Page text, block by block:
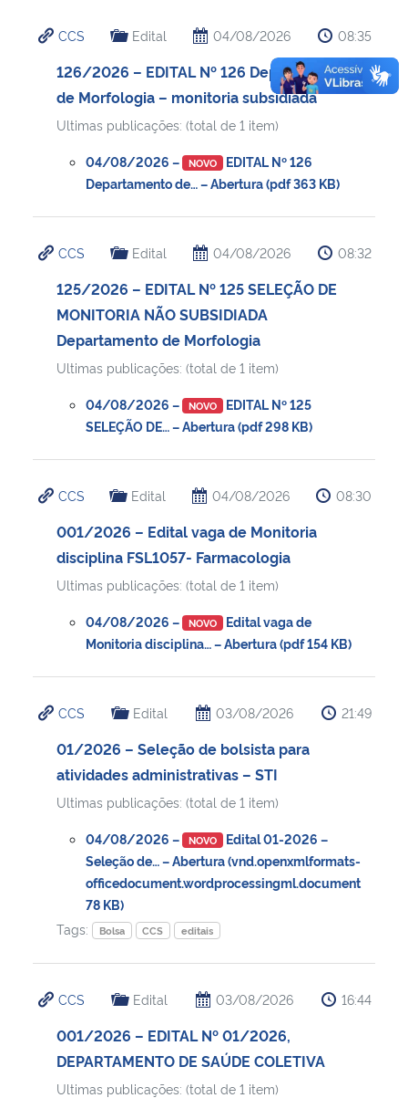
CCS Edital 04/08/2026 08:35
126/2026 – EDITAL Nº 126 Departamento
de Morfologia – monitoria subsidiada
Ultimas publicações: (total de 1 item)
04/08/2026 – NOVO EDITAL Nº 126
Departamento de… – Abertura (pdf 363 KB)
CCS Edital 04/08/2026 08:32
125/2026 – EDITAL Nº 125 SELEÇÃO DE
MONITORIA NÃO SUBSIDIADA
Departamento de Morfologia
Ultimas publicações: (total de 1 item)
04/08/2026 – NOVO EDITAL Nº 125
SELEÇÃO DE… – Abertura (pdf 298 KB)
CCS Edital 04/08/2026 08:30
001/2026 – Edital vaga de Monitoria
disciplina FSL1057- Farmacologia
Ultimas publicações: (total de 1 item)
04/08/2026 – NOVO Edital vaga de
Monitoria disciplina… – Abertura (pdf 154 KB)
CCS Edital 03/08/2026 21:49
01/2026 – Seleção de bolsista para
atividades administrativas – STI
Ultimas publicações: (total de 1 item)
04/08/2026 – NOVO Edital 01-2026 –
Seleção de… – Abertura (vnd.openxmlformats-
officedocument.wordprocessingml.document
78 KB)
Tags:
Bolsa CCS editais
CCS Edital 03/08/2026 16:44
001/2026 – EDITAL Nº 01/2026,
DEPARTAMENTO DE SAÚDE COLETIVA
Ultimas publicações: (total de 1 item)